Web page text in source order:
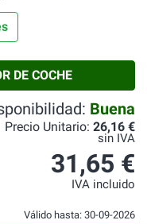
DE COCHE
Buena
Precio Unitario: 26,16 €
sin IVA
31,65 €
IVA incluido
Válido hasta: 30-09-2026